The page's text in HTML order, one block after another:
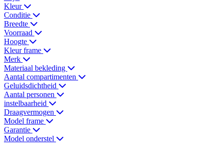
Kleur
Conditie
Breedte
Voorraad
Hoogte
Kleur frame
Merk
Materiaal bekleding
Aantal compartimenten
Geluidsdichtheid
Aantal personen
instelbaarheid
Draagvermogen
Model frame
Garantie
Model onderstel